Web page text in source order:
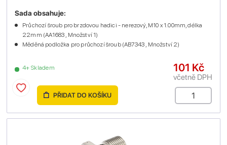
4+ Skladem
Sada obsahuje:
Průchozí šroub pro brzdovou hadici - nerezový, M10 x 1.00mm, délka
22mm (AA1683 , Množství 1)
Měděná podložka pro průchozí šroub (AB7343 , Množství 2)
101 Kč
včetně DPH
PŘIDAT DO KOŠÍKU